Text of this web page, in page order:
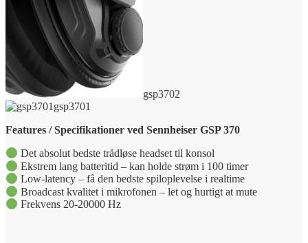
gsp3702
gsp3701
Features / Specifikationer ved Sennheiser GSP 370
Det absolut bedste trådløse headset til konsol
Ekstrem lang batteritid – kan holde strøm i 100 timer
Low-latency – få den bedste spiloplevelse i realtime
Broadcast kvalitet i mikrofonen – let og hurtigt at mute
Frekvens 20-20000 Hz